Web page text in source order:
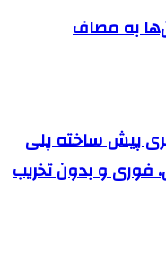
به مصاف
پیش ساخته پلی
فوری و بدون تخریب